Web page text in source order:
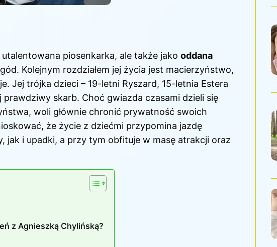
piosenkarka, ale także jako oddana
Kolejnym rozdziałem jej życia jest macierzyństwo,
Jej trójka dzieci – 19-letni Ryszard, 15-letnia Estera
skarb. Choć gwiazda czasami dzieli się
woli głównie chronić prywatność swoich
że życie z dziećmi przypomina jazdę
jak i upadki, a przy tym obfituje w masę atrakcji oraz
z Agnieszką Chylińską?